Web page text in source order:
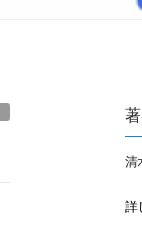
清
詳